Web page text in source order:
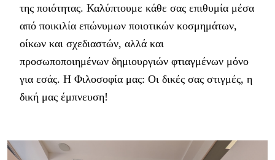
της ποιότητας. Καλύπτουμε κάθε σας επιθυμία μέσα
από ποικιλία επώνυμων ποιοτικών κοσμημάτων,
οίκων και σχεδιαστών, αλλά και
προσωποποιημένων δημιουργιών φτιαγμένων μόνο
για εσάς. Η Φιλοσοφία μας: Oι δικές σας στιγμές, η
δική μας έμπνευση!